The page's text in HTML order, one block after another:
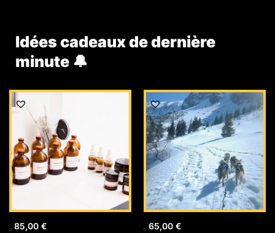
Idées cadeaux de dernière
minute 🔔
85,00 € 65,00 €